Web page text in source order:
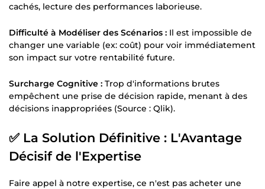
cachés, lecture des performances laborieuse.
Difficulté à Modéliser des Scénarios : Il est impossible de
changer une variable (ex: coût) pour voir immédiatement
son impact sur votre rentabilité future.
Surcharge Cognitive : Trop d'informations brutes
empêchent une prise de décision rapide, menant à des
décisions inappropriées (Source : Qlik).
✅ La Solution Définitive : L'Avantage
Décisif de l'Expertise
Faire appel à notre expertise, ce n'est pas acheter une